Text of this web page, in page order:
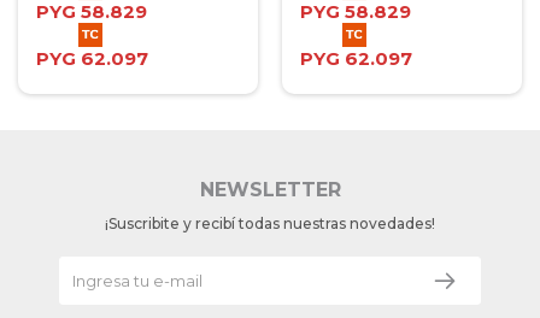
PYG 58.829
PYG 62.097
PYG 58.829
PYG 62.097
NEWSLETTER
¡Suscribite y recibí todas nuestras novedades!